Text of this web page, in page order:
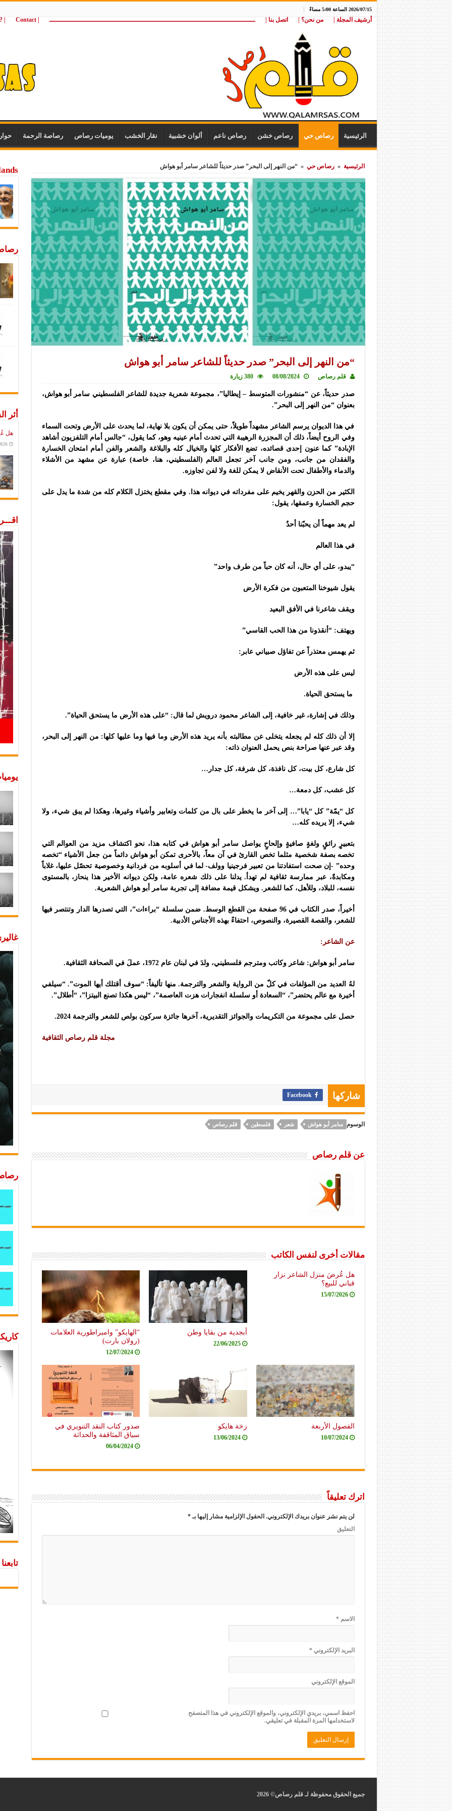
2026/07/15 الساعة 5:00 مساءً
أرشيف المجلة | من نحن؟ | اتصل بنا | ــــــــــــــــــــــــــــــــــــــــــــــــــــــــــــــــــــــــــــــــــــــــــــــــــــــ | Contact
wij
الرئيسية رصاص حي رصاص خشن رصاص ناعم ألوان خشبية نقار الخشب يوميات رصاص رصاصة الرحمة
الرئيسية » رصاص حي » “من النهر إلى البحر” صدر حديثاً للشاعر سامر أبو هواش
“من النهر إلى البحر” صدر حديثاً للشاعر سامر أبو هواش
قلم رصاص 08/08/2024 380 زيارة
صدر حديثاً، عن “منشورات المتوسط – إيطاليا”، مجموعة شعرية جديدة للشاعر الفلسطيني سامر أبو هواش،
بعنوان “من النهر إلى البحر”.
في هذا الديوان يرسم الشاعر مشهداً طويلاً، حتى يمكن أن يكون بلا نهاية، لما يحدث على الأرض وتحت السماء
وفي الروح أيضاً، ذلك أن المجزرة الرهيبة التي تحدث أمام عينيه وهو، كما يقول، “جالس أمام التلفزيون أشاهد
الإبادة” كما عنون إحدى قصائده، تضع الأفكار كلها والخيال كله والبلاغة والشعر والفن أمام امتحان الخسارة
والفقدان من جانب، ومن جانب آخر تجعل العالم (الفلسطيني، هنا، خاصة) عبارة عن مشهد من الأشلاء
والدماء والأطفال تحت الأنقاض لا يمكن للغة ولا لفن تجاوزه.
الكثير من الحزن والقهر يخيم على مفرداته في ديوانه هذا. وفي مقطع يختزل الكلام كله من شدة ما يدل على
حجم الخسارة وعمقها، يقول:
لم يعد مهماً أن يحبّنا أحدٌ
في هذا العالم
“يبدو، على أي حال، أنه كان حباً من طرف واحد”
يقول شيوخنا المتعبون من فكرة الأرض
ويقف شاعرنا في الأفق البعيد
ويهتف: “أنقذونا من هذا الحب القاسي”
ثم يهمس معتذراً عن تفاؤل صبياني عابر:
ليس على هذه الأرض
ما يستحق الحياة.
وذلك في إشارة، غير خافية، إلى الشاعر محمود درويش لما قال: “على هذه الأرض ما يستحق الحياة”.
إلا أن ذلك كله لم يجعله يتخلى عن مطالبته بأنه يريد هذه الأرض وما فيها وما عليها كلها: من النهر إلى البحر،
وقد عبر عنها صراحة بنص يحمل العنوان ذاته:
كل شارع، كل بيت، كل نافذة، كل شرفة، كل جدار…
كل عشب، كل دمعة…
كل “يمّة” كل “يابا”… إلى آخر ما يخطر على بال من كلمات وتعابير وأشياء وغيرها، وهكذا لم يبق شيء، ولا
شيء، إلا يريده كله…
بتعبيرٍ رائقٍ ولغةٍ صافيةٍ وإلحاحٍ يواصل سامر أبو هواش في كتابه هذا، نحو اكتشاف مزيد من العوالم التي
تخصه بصفة شخصية مثلما تخص القارئ في آن معاً، بالأحرى تمكن أبو هواش دائماً من جعل الأشياء “تخصه
وحده” -إن صحت استفادتنا من تعبير فرجينيا وولف- لما في أسلوبه من فردانية وخصوصية تحصّل عليها، غلاباً
ومكابدةً، عبر ممارسة ثقافية لم تهدأ. يدلنا على ذلك شعره عامة، ولكن ديوانه الأخير هذا ينحاز، بالمستوى
نفسه، للبلاد، وللأهل، كما للشعر. ويشكل قيمة مضافة إلى تجربة سامر أبو هواش الشعرية.
أخيراً، صدر الكتاب في 96 صفحة من القطع الوسط. ضمن سلسلة “براءات”، التي تصدرها الدار وتنتصر فيها
للشعر، والقصة القصيرة، والنصوص، احتفاءً بهذه الأجناس الأدبية.
عن الشاعر:
سامر أبو هواش: شاعر وكاتب ومترجم فلسطيني، ولدَ في لبنان عام 1972، عملَ في الصحافة الثقافية.
لهُ العديد من المؤلفات في كلّ من الرواية والشعر والترجمة. منها تأليفاً: “سوف أقتلك أيها الموت”. “سيلفي
أخيرة مع عالم يحتضر”، “السعادة أو سلسلة انفجارات هزت العاصمة”، “ليس هكذا تصنع البيتزا”، “أطلال”.
حصل على مجموعة من التكريمات والجوائز التقديرية، آخرها جائزة سركون بولص للشعر والترجمة 2024.
مجلة قلم رصاص الثقافية
شاركها Facebook
الوسوم سامر أبو هواش شعر فلسطين قلم رصاص
عن قلم رصاص
مقالات أخرى لنفس الكاتب
هل عُرضَ منزل الشاعر نزار
قباني للبيع؟
15/07/2026
أبجدية من بقايا وطن
22/06/2025
“الهايكو” وامبراطورية العلامات
(رولان بارت)
12/07/2024
الفصول الأربعة
10/07/2024
زخة هايكو
13/06/2024
صدور كتاب النقد التنويري في
سياق المثاقفة والحداثة
06/04/2024
اترك تعليقاً
لن يتم نشر عنوان بريدك الإلكتروني. الحقول الإلزامية مشار إليها بـ*
التعليق
الاسم*
البريد الإلكتروني*
الموقع الإلكتروني
احفظ اسمي، بريدي الإلكتروني، والموقع الإلكتروني في هذا المتصفح
لاستخدامها المرة المقبلة في تعليقي.
أثر
هل
جميع الحقوق محفوظة لـ قلم رصاص© 2026